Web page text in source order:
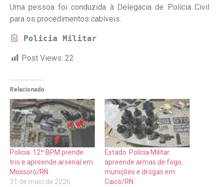
Uma pessoa foi conduzida à Delegacia de Polícia Civil
para os procedimentos cabíveis.
Policia Militar
Post Views: 22
Relacionado
Policia: 12º BPM prende
trio e apreende arsenal em
Mossoró/RN
31 de maio de 2026
Estado: Polícia Militar
apreende armas de fogo,
munições e drogas em
Caicó/RN